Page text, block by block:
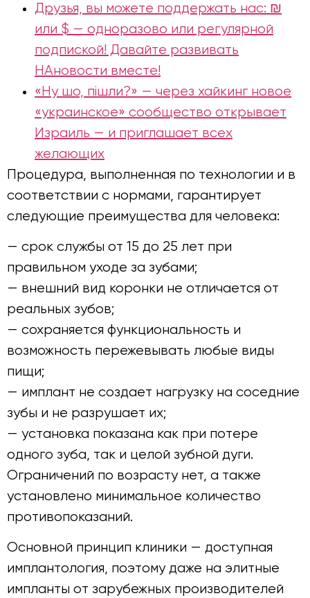
Друзья, вы можете поддержать нас: ₪
или $ — одноразово или регулярной
подпиской! Давайте развивать
НАновости вместе!
«Ну шо, пішли?» — через хайкинг новое
«украинское» сообщество открывает
Израиль — и приглашает всех
желающих
Процедура, выполненная по технологии и в
соответствии с нормами, гарантирует
следующие преимущества для человека:
— срок службы от 15 до 25 лет при
правильном уходе за зубами;
— внешний вид коронки не отличается от
реальных зубов;
— сохраняется функциональность и
возможность пережевывать любые виды
пищи;
— имплант не создает нагрузку на соседние
зубы и не разрушает их;
— установка показана как при потере
одного зуба, так и целой зубной дуги.
Ограничений по возрасту нет, а также
установлено минимальное количество
противопоказаний.
Основной принцип клиники — доступная
имплантология, поэтому даже на элитные
импланты от зарубежных производителей